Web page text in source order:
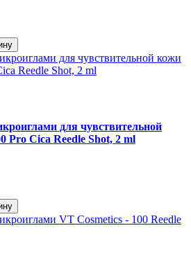
для чувствительной
Pro Cica Reedle Shot, 2 ml